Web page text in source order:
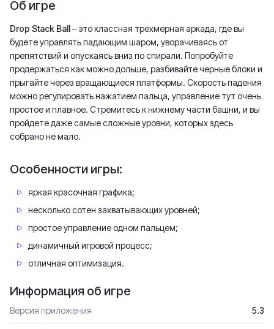
Об игре
Drop Stack Ball– это классная трехмерная аркада, где вы
будете управлять падающим шаром, уворачиваясь от
препятствий и опускаясь вниз по спирали. Попробуйте
продержаться как можно дольше, разбивайте черные блоки и
прыгайте через вращающиеся платформы. Скорость падения
можно регулировать нажатием пальца, управление тут очень
простое и плавное. Стремитесь к нижнему части башни, и вы
пройдете даже самые сложные уровни, которых здесь
собрано не мало.
Особенности игры:
яркая красочная графика;
несколько сотен захватывающих уровней;
простое управление одном пальцем;
динамичный игровой процесс;
отличная оптимизация.
Информация об игре
Версия приложения 5.3